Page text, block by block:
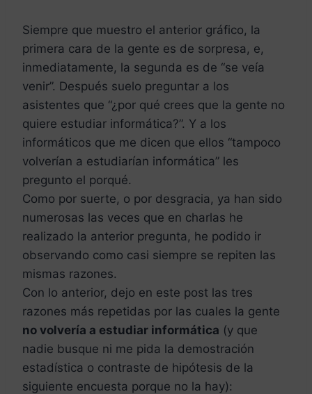
Siempre que muestro el anterior gráfico, la
primera cara de la gente es de sorpresa, e,
inmediatamente, la segunda es de “se veía
venir”. Después suelo preguntar a los
asistentes que “¿por qué crees que la gente no
quiere estudiar informática?”. Y a los
informáticos que me dicen que ellos “tampoco
volverían a estudiarían informática” les
pregunto el porqué.
Como por suerte, o por desgracia, ya han sido
numerosas las veces que en charlas he
realizado la anterior pregunta, he podido ir
observando como casi siempre se repiten las
mismas razones.
Con lo anterior, dejo en este post las tres
razones más repetidas por las cuales la gente
no volvería a estudiar informática (y que
nadie busque ni me pida la demostración
estadística o contraste de hipótesis de la
siguiente encuesta porque no la hay):